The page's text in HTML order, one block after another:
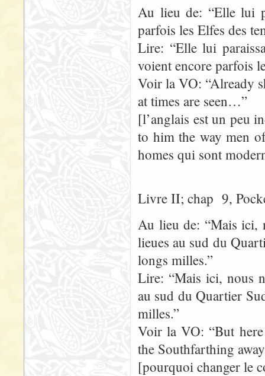
Au lieu de: “Elle lui
parfois les Elfes des
Lire: “Elle lui
voient encore parfois
Voir la VO: “Already
at times are seen…”
[l’anglais est un peu
to him the way men
homes qui sont
Livre II; chap 9,
Au lieu de: “Mais ici,
lieues au sud du
longs milles.”
Lire: “Mais ici, nous
au sud du Quartier
milles.”
Voir la VO: “But
the Southfarthing
[pourquoi changer le